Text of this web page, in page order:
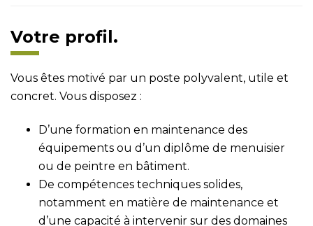
Votre profil.
Vous êtes motivé par un poste polyvalent, utile et
concret. Vous disposez :
D’une formation en maintenance des
équipements ou d’un diplôme de menuisier
ou de peintre en bâtiment.
De compétences techniques solides,
notamment en matière de maintenance et
d’une capacité à intervenir sur des domaines